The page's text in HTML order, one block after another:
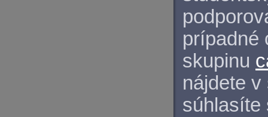
prípadné
skupinu
nájdete